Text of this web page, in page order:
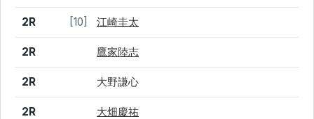
2R [10] 江崎圭太
2R 鷹家陸志
2R 大野謙心
2R 大畑慶祐